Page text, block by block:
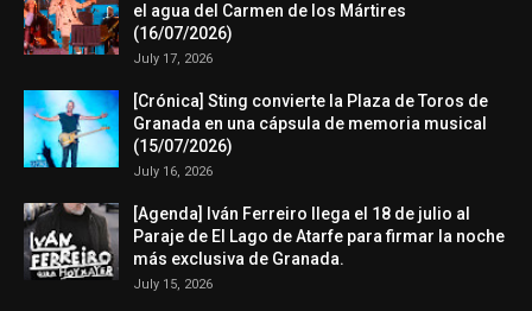
el agua del Carmen de los Mártires
(16/07/2026)
July 17, 2026
[Crónica] Sting convierte la Plaza de Toros de
Granada en una cápsula de memoria musical
(15/07/2026)
July 16, 2026
[Agenda] Iván Ferreiro llega el 18 de julio al
Paraje de El Lago de Atarfe para firmar la noche
más exclusiva de Granada.
July 15, 2026